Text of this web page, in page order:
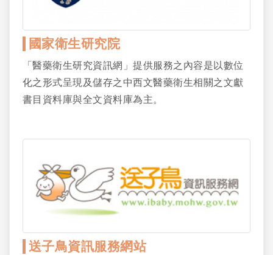
國家衛生研究院
「醫藥衛生研究資訊網」提供服務之內容是以數位
化之形式呈現及儲存之中西文醫藥衛生相關之文獻
書目資料庫與全文資料庫為主。
送子鳥資訊服務網站